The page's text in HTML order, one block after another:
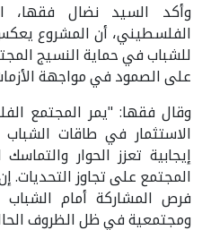
وأكد السيد نضال فقها،
الفلسطيني، أن المشروع يعكس
للشباب في حماية النسيج
على الصمود في مواجهة
وقال فقها: "يمر المجتمع
الاستثمار في طاقات
إيجابية تعزز الحوار
المجتمع على تجاوز التحديات.
فرص المشاركة أمام
ومجتمعية في ظل الظروف